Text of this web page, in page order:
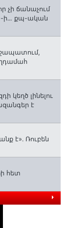
չի ճանաչում
ի․․. քպ-ական
կեղծ լինելու
է
է»․ Ռուբեն
հետ